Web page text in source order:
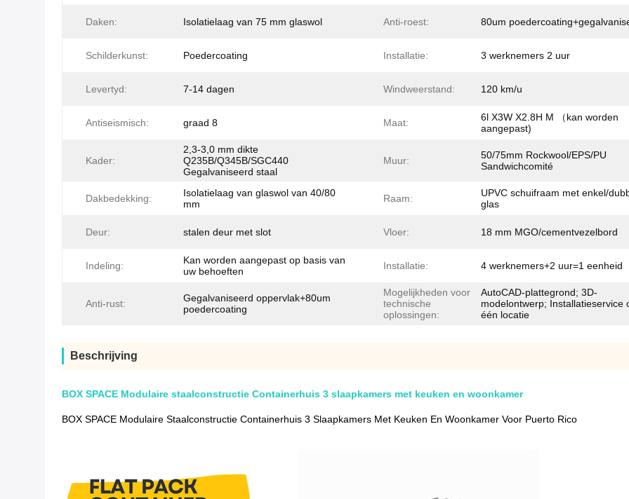
Daken: Isolatielaag van 75 mm glaswol Anti-roest: 80um
Schilderkunst: Poedercoating Installatie: 3 werknemers 2 uur
Levertyd: 7-14 dagen Windweerstand: 120 km/u
Antiseismisch: graad 8 Maat:
6l X3W X2.8H M （kan worden
aangepast)
Kader:
2,3-3,0 mm dikte
Q235B/Q345B/SGC440
Gegalvaniseerd staal
Muur:
50/75mm Rockwool/EPS/PU
Sandwichcomité
Dakbedekking:
Isolatielaag van glaswol van 40/80
mm
Raam:
UPVC schuifraam met enkel/
glas
Deur: stalen deur met slot Vloer: 18 mm MGO/cementvezelbord
Indeling:
Kan worden aangepast op basis van
uw behoeften
Installatie: 4 werknemers+2 uur=1 eenheid
Anti-rust:
Gegalvaniseerd oppervlak+80um
poedercoating
Mogelijkheden voor
technische
oplossingen:
AutoCAD-plattegrond; 3D-
modelontwerp; Installatieservice
één locatie
Beschrijving
BOX SPACE Modulaire staalconstructie Containerhuis 3 slaapkamers met keuken en woonkamer
BOX SPACE Modulaire Staalconstructie Containerhuis 3 Slaapkamers Met Keuken En Woonkamer Voor Puerto Rico